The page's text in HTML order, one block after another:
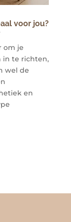
voor jou?
om je
in te richten,
wel de
en